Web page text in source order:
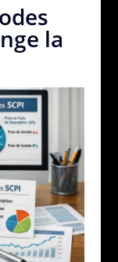
la